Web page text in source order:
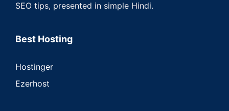
SEO tips, presented in simple Hindi.
Best Hosting
Hostinger
Ezerhost